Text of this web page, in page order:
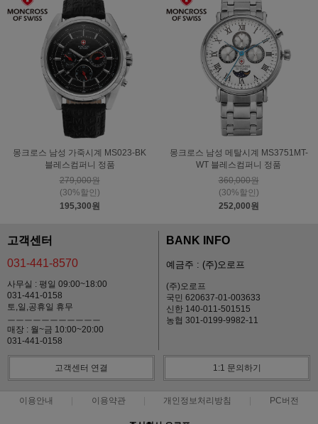
몽크로스 남성 가죽시계 MS023-BK
블레스컴퍼니 정품
279,000원
(30%할인)
195,300원
몽크로스 남성 메탈시계 MS3751MT-
WT 블레스컴퍼니 정품
360,000원
(30%할인)
252,000원
고객센터
031-441-8570
사무실 : 평일 09:00~18:00
031-441-0158
토,일,공휴일 휴무
ㅡㅡㅡㅡㅡㅡㅡㅡㅡㅡㅡ
매장 : 월~금 10:00~20:00
031-441-0158
BANK INFO
예금주 : (주)오로프
(주)오로프
국민 620637-01-003633
신한 140-011-501515
농협 301-0199-9982-11
고객센터 연결 1:1 문의하기
이용안내 이용약관 개인정보처리방침 PC버전